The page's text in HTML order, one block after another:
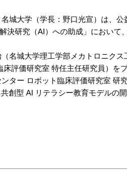
城大学（学長：野口光宣）は、公
決研究（AI）への助成」において
名城大学理工学部メカトロニクス
評価研究室 特任主任研究員）を
ター ロボット臨床評価研究室 研
創型 AI リテラシー教育モデルの